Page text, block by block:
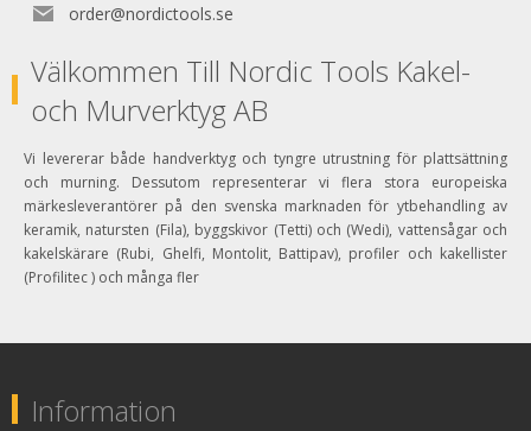
order@nordictools.se
Välkommen Till Nordic Tools Kakel-
och Murverktyg AB
Vi levererar både handverktyg och tyngre utrustning för plattsättning
och murning. Dessutom representerar vi flera stora europeiska
märkesleverantörer på den svenska marknaden för ytbehandling av
keramik, natursten (Fila), byggskivor (Tetti) och (Wedi), vattensågar och
kakelskärare (Rubi, Ghelfi, Montolit, Battipav), profiler och kakellister
(Profilitec ) och många fler
Information